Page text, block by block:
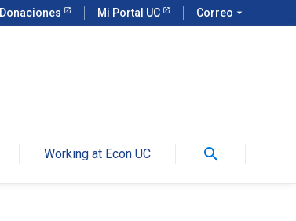
Donaciones Mi Portal UC Correo arrow_drop_down
Working at Econ UC search